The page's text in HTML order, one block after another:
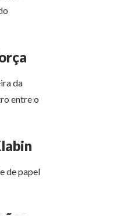
da
entre o
de papel